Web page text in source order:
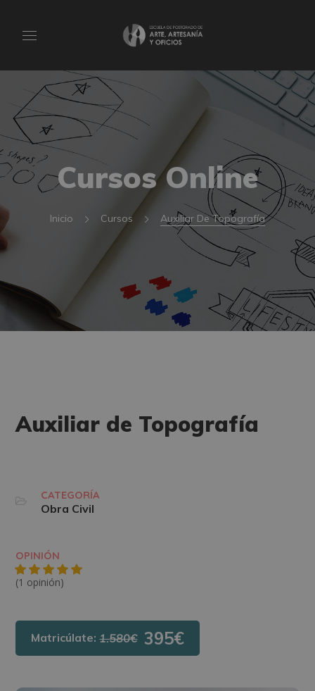
Cursos Online
Inicio Cursos Auxiliar De Topografía
Auxiliar de Topografía
CATEGORÍA
Obra Civil
OPINIÓN
(1 opinión)
Matricúlate:1.580€ 395€